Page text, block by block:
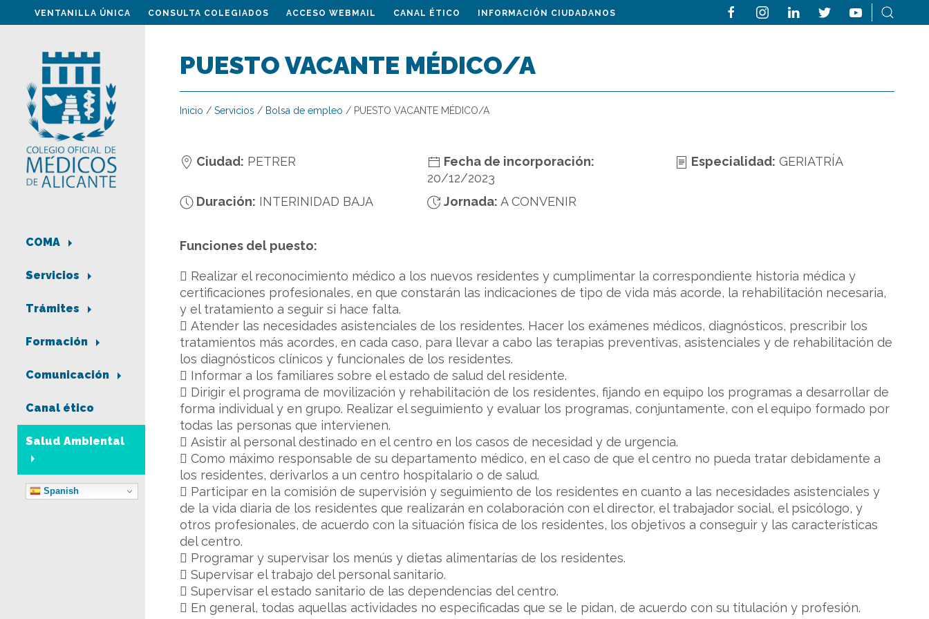
VENTANILLA ÚNICA CONSULTA COLEGIADOS ACCESO WEBMAIL CANAL ÉTICO INFORMACIÓN CIUDADANOS
COMA
Servicios
Trámites
Formación
Comunicación
Canal ético
Salud Ambiental
Spanish
PUESTO VACANTE MÉDICO/A
Inicio / Servicios / Bolsa de empleo / PUESTO VACANTE MÉDICO/A
Ciudad: PETRER
Fecha de incorporación:
20/12/2023
Especialidad: GERIATRÍA
Duración: INTERINIDAD BAJA Jornada: A CONVENIR
Funciones del puesto:
 Realizar el reconocimiento médico a los nuevos residentes y cumplimentar la correspondiente historia médica y
certificaciones profesionales, en que constarán las indicaciones de tipo de vida más acorde, la rehabilitación necesaria,
y el tratamiento a seguir si hace falta.
 Atender las necesidades asistenciales de los residentes. Hacer los exámenes médicos, diagnósticos, prescribir los
tratamientos más acordes, en cada caso, para llevar a cabo las terapias preventivas, asistenciales y de rehabilitación de
los diagnósticos clínicos y funcionales de los residentes.
 Informar a los familiares sobre el estado de salud del residente.
 Dirigir el programa de movilización y rehabilitación de los residentes, fijando en equipo los programas a desarrollar de
forma individual y en grupo. Realizar el seguimiento y evaluar los programas, conjuntamente, con el equipo formado por
todas las personas que intervienen.
 Asistir al personal destinado en el centro en los casos de necesidad y de urgencia.
 Como máximo responsable de su departamento médico, en el caso de que el centro no pueda tratar debidamente a
los residentes, derivarlos a un centro hospitalario o de salud.
 Participar en la comisión de supervisión y seguimiento de los residentes en cuanto a las necesidades asistenciales y
de la vida diaria de los residentes que realizarán en colaboración con el director, el trabajador social, el psicólogo, y
otros profesionales, de acuerdo con la situación física de los residentes, los objetivos a conseguir y las características
del centro.
 Programar y supervisar los menús y dietas alimentarías de los residentes.
 Supervisar el trabajo del personal sanitario.
 Supervisar el estado sanitario de las dependencias del centro.
 En general, todas aquellas actividades no especificadas que se le pidan, de acuerdo con su titulación y profesión.